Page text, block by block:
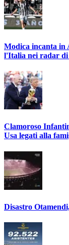
Modica incanta in
l'Italia nei radar di
Clamoroso
Usa legati alla
Disastro